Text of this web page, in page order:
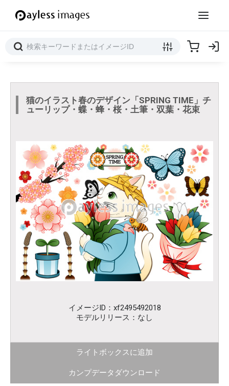
猫のイラスト春のデザイン「SPRING TIME」チ
ューリップ・蝶・蜂・桜・土筆・双葉・花束
イメージID：xf2495492018
モデルリリース：なし
ライトボックスに追加
カンプデータダウンロード